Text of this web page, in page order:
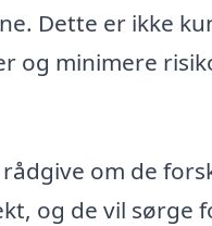
Dette er ikke
og minimere
om de
og de vil sørge